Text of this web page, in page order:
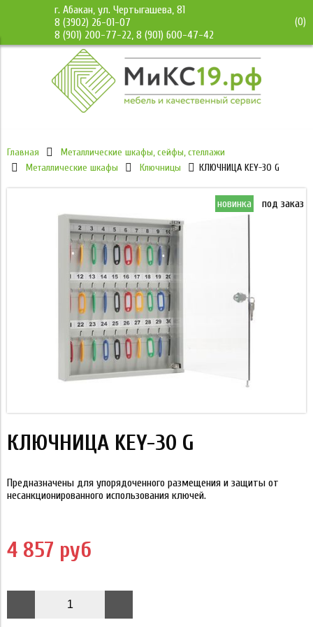
г. Абакан, ул. Чертыгашева, 81
8 (3902) 26-01-07
8 (901) 200-77-22, 8 (901) 600-47-42
(0)
Главная
Металлические шкафы, сейфы, стеллажи
Металлические шкафы
Ключницы КЛЮЧНИЦА KEY-30 G
новинка под заказ
КЛЮЧНИЦА KEY-30 G
Предназначены для упорядоченного размещения и защиты от
несанкционированного использования ключей.
4 857 руб